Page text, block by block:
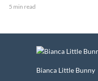
5 min read
Bianca Little Bunny